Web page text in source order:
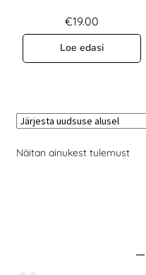
€19.00
Loe edasi
Näitan ainukest tulemust